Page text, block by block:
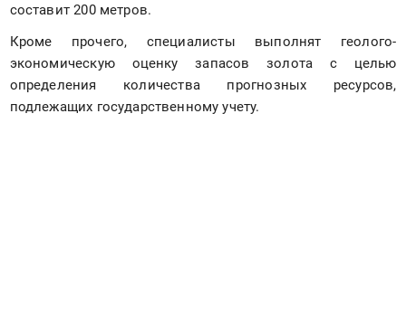
составит 200 метров.
Кроме прочего, специалисты выполнят геолого-
экономическую оценку запасов золота с целью
определения количества прогнозных ресурсов,
подлежащих государственному учету.